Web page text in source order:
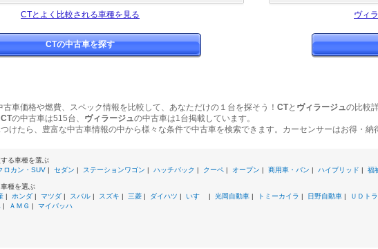
CTとよく比較される車種を見る ヴィ
CTの中古車を探す
古車価格や燃費、スペック情報を比較して、あなただけの１台を探そう！ CTと ヴィラージュの比較
CTの中古車は515台、 ヴィラージュの中古車は1台掲載しています。
けたら、豊富な中古車情報の中から様々な条件で中古車を検索できます。カーセンサーはお得・納
る車種を選ぶ
ロカン・SUV | セダン | ステーションワゴン | ハッチバック | クーペ | オープン | 商用車・バン | ハイブリッド | 福
種を選ぶ
| ホンダ | マツダ | スバル | スズキ | 三菱 | ダイハツ | いすゞ | 光岡自動車 | トミーカイラ | 日野自動車 | ＵＤト
| ＡＭＧ | マイバッハ